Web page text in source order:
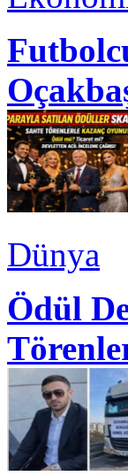
Dünya
Ödül